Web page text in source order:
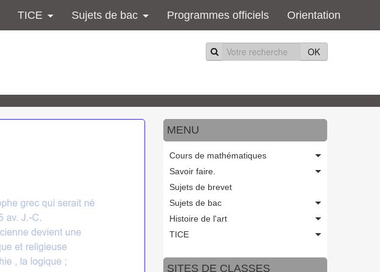
TICE Sujets de bac Programmes officiels Orientation
OK
MENU
Cours de mathématiques
Savoir faire.
Sujets de brevet
Sujets de bac
Histoire de l'art
TICE
SITES DE CLASSES